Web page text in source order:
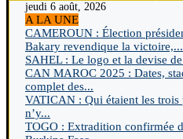
jeudi 6 août, 2026
A LA UNE
CAMEROUN : Élection
Bakary revendique la victoire,...
SAHEL : Le logo et la devise
CAN MAROC 2025 : Dates,
complet des...
VATICAN : Qui étaient les trois
n’y...
TOGO : Extradition confirmée